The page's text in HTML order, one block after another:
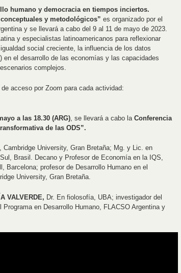
humano y democracia en tiempos inciertos.
y metodológicos” es organizado por el
y se llevará a cabo del 9 al 11 de mayo de 2023.
y especialistas latinoamericanos para reflexionar
social creciente, la influencia de los datos
el desarrollo de las economías y las capacidades
complejos.
acceso por Zoom para cada actividad:
a las 18.30 (ARG) , se llevará a cabo la Conferencia
de las ODS”.
Cambridge University, Gran Bretaña; Mg. y Lic. en
Brasil. Decano y Profesor de Economía en la IQS,
Barcelona; profesor de Desarrollo Humano en el
University, Gran Bretaña.
VALVERDE, Dr. En fiolosofía, UBA; investigador del
en Desarrollo Humano, FLACSO Argentina y